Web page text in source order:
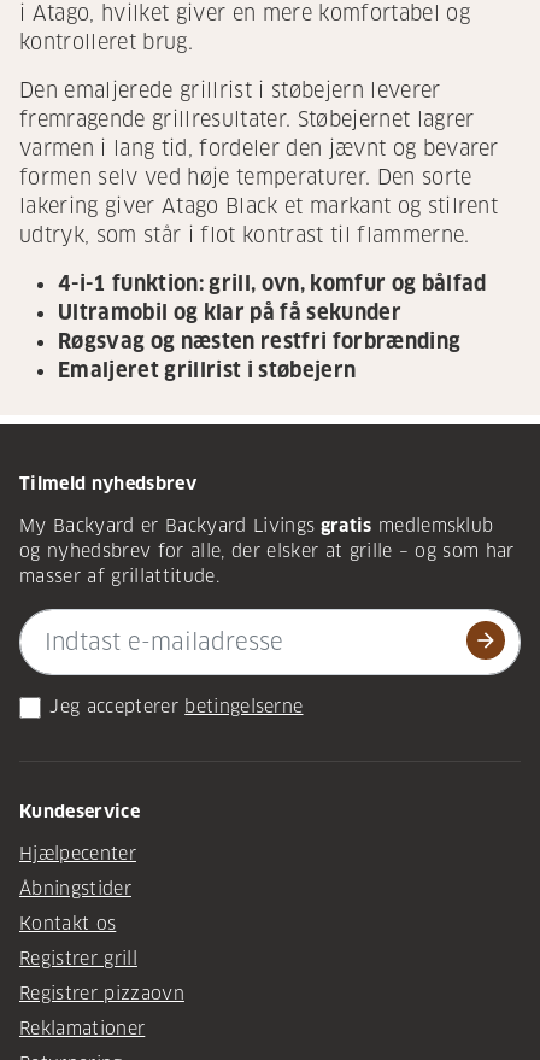
i Atago, hvilket giver en mere komfortabel og
kontrolleret brug.
Den emaljerede grillrist i støbejern leverer
fremragende grillresultater. Støbejernet lagrer
varmen i lang tid, fordeler den jævnt og bevarer
formen selv ved høje temperaturer. Den sorte
lakering giver Atago Black et markant og stilrent
udtryk, som står i flot kontrast til flammerne.
4-i-1 funktion: grill, ovn, komfur og bålfad
Ultramobil og klar på få sekunder
Røgsvag og næsten restfri forbrænding
Emaljeret grillrist i støbejern
Tilmeld nyhedsbrev
My Backyard er Backyard Livings gratis medlemsklub
og nyhedsbrev for alle, der elsker at grille – og som har
masser af grillattitude.
arrow_forward
Jeg accepterer betingelserne
Kundeservice
Hjælpecenter
Åbningstider
Kontakt os
Registrer grill
Registrer pizzaovn
Reklamationer